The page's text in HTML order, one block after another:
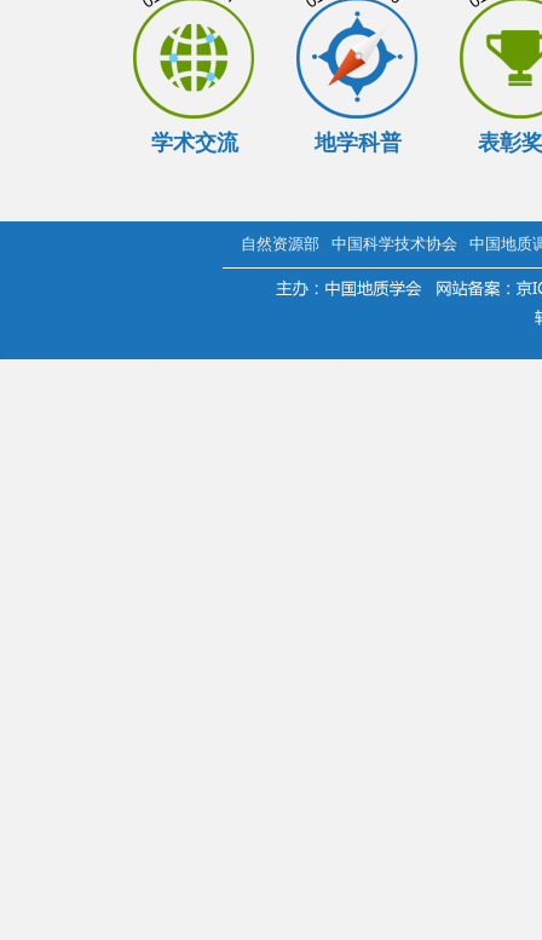
01068999397
学术交流
01068990110
地学科普 表彰
自然资源部 中国科学技术协会 中国地质
.